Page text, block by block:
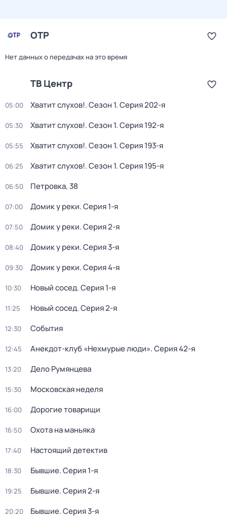
ОТР
Нет данных о передачах на это время
ТВ Центр
05:00 Хватит слухов!. Сезон 1. Серия 202-я
05:30 Хватит слухов!. Сезон 1. Серия 192-я
05:55 Хватит слухов!. Сезон 1. Серия 193-я
06:25 Хватит слухов!. Сезон 1. Серия 195-я
06:50 Петровка, 38
07:00 Домик у реки. Серия 1-я
07:50 Домик у реки. Серия 2-я
08:40 Домик у реки. Серия 3-я
09:30 Домик у реки. Серия 4-я
10:30 Новый сосед. Серия 1-я
11:25 Новый сосед. Серия 2-я
12:30 События
12:45 Анекдот-клуб «Нехмурые люди». Серия 42-я
13:20 Дело Румянцева
15:30 Московская неделя
16:00 Дорогие товарищи
16:50 Охота на маньяка
17:40 Настоящий детектив
18:30 Бывшие. Серия 1-я
19:25 Бывшие. Серия 2-я
20:20 Бывшие. Серия 3-я